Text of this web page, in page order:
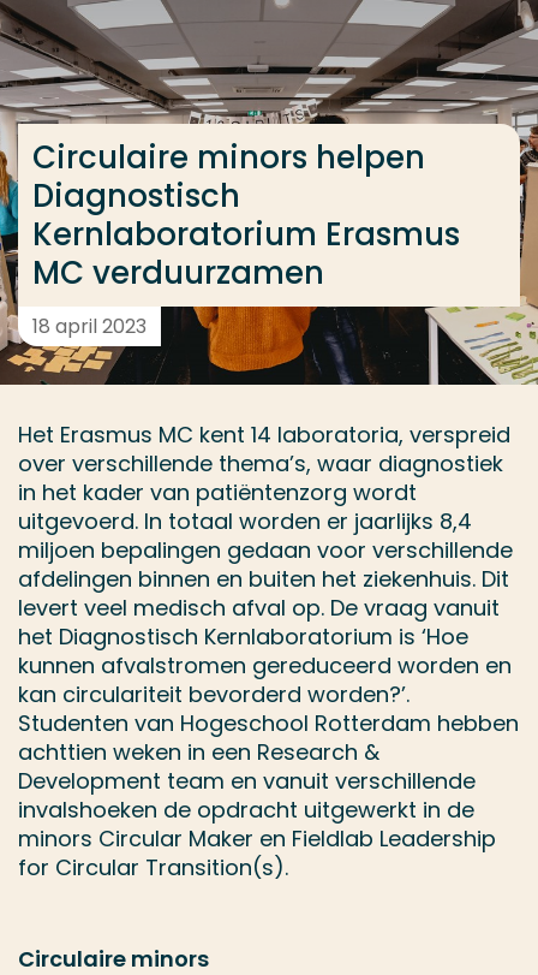
Ga direct naar de content
... > Circulaire minors helpen Diagnostisch
Circulaire minors helpen
Diagnostisch
Kernlaboratorium Erasmus
MC verduurzamen
18 april 2023
Het Erasmus MC kent 14 laboratoria, verspreid
over verschillende thema’s, waar diagnostiek
in het kader van patiëntenzorg wordt
uitgevoerd. In totaal worden er jaarlijks 8,4
miljoen bepalingen gedaan voor verschillende
afdelingen binnen en buiten het ziekenhuis. Dit
levert veel medisch afval op. De vraag vanuit
het Diagnostisch Kernlaboratorium is ‘Hoe
kunnen afvalstromen gereduceerd worden en
kan circulariteit bevorderd worden?’.
Studenten van Hogeschool Rotterdam hebben
achttien weken in een Research &
Development team en vanuit verschillende
invalshoeken de opdracht uitgewerkt in de
minors Circular Maker en Fieldlab Leadership
for Circular Transition(s).
Circulaire minors
Veel gezocht
Opleiding